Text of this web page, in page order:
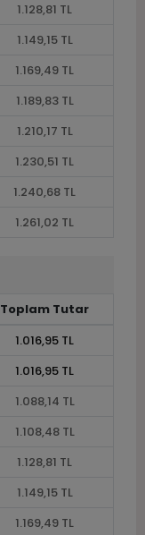
1.128,81 TL
1.149,15 TL
1.169,49 TL
1.189,83 TL
1.210,17 TL
1.230,51 TL
1.240,68 TL
1.261,02 TL
Toplam Tutar
1.016,95 TL
1.016,95 TL
1.088,14 TL
1.108,48 TL
1.128,81 TL
1.149,15 TL
1.169,49 TL